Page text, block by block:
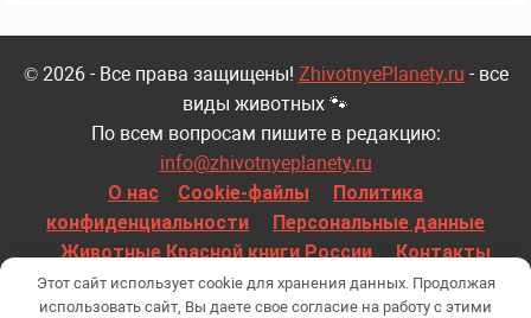
© 2026 - Все права защищены! ZhivotnyePlanety.ru - все
виды животных 🐾
По всем вопросам пишите в редакцию:
info@zhivotnyeplanety.ru
О нас
Cookie-файлы
Политика
конфиденциальности
Персональные данные
Животные Красной книги России
Контакты
Все материалы несут исключительно информационный характер.
Копирование материалов без активной ссылки запрещено!
Этот сайт использует cookie для хранения данных. Продолжая
использовать сайт, Вы даете свое согласие на работу с этими